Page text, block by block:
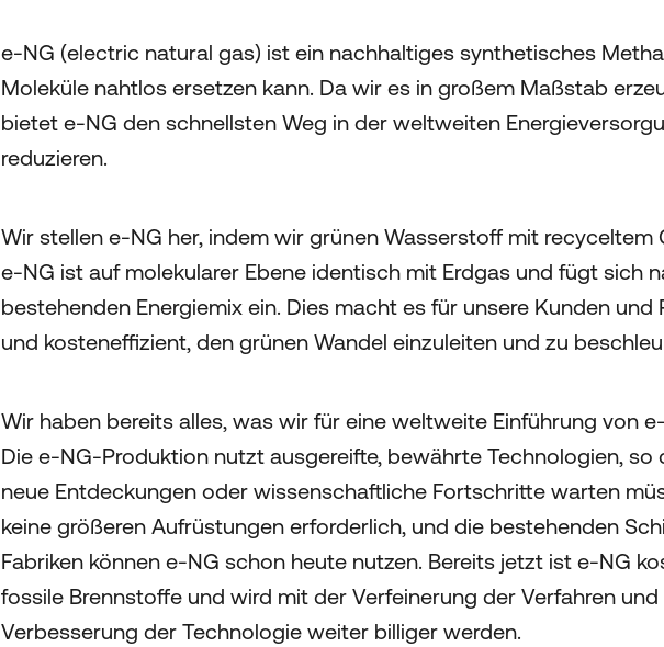
e-NG (electric natural gas) ist ein nachhaltiges synthetisches
Moleküle nahtlos ersetzen kann. Da wir es in großem Maßstab
bietet e-NG den schnellsten Weg in der weltweiten
reduzieren.
Wir stellen e-NG her, indem wir grünen Wasserstoff mit recyceltem
e-NG ist auf molekularer Ebene identisch mit Erdgas und fügt sich
bestehenden Energiemix ein. Dies macht es für unsere Kunden und
und kosteneffizient, den grünen Wandel einzuleiten und zu
Wir haben bereits alles, was wir für eine weltweite Einführung von
Die e-NG-Produktion nutzt ausgereifte, bewährte Technologien, so
neue Entdeckungen oder wissenschaftliche Fortschritte warten
keine größeren Aufrüstungen erforderlich, und die bestehenden
Fabriken können e-NG schon heute nutzen. Bereits jetzt ist e-NG
fossile Brennstoffe und wird mit der Verfeinerung der Verfahren
Verbesserung der Technologie weiter billiger werden.